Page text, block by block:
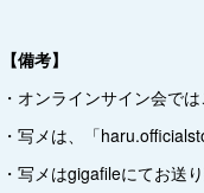
【備考】
・オンラインサイン会で
・写メは、「
・写メはgigafileにてお送